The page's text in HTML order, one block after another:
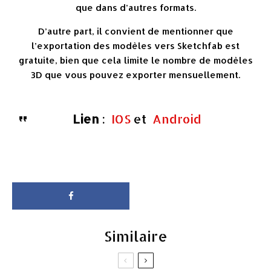
que dans d’autres formats.
D’autre part, il convient de mentionner que
l’exportation des modèles vers Sketchfab est
gratuite, bien que cela limite le nombre de modèles
3D que vous pouvez exporter mensuellement.
Lien : IOSet Android
Similaire